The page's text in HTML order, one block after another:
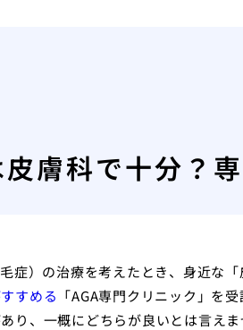
膚科で十分？
症）の治療を考えたとき、身近な
すめる 「AGA専門クリニック」を
り、一概にどちらが良いとは言え